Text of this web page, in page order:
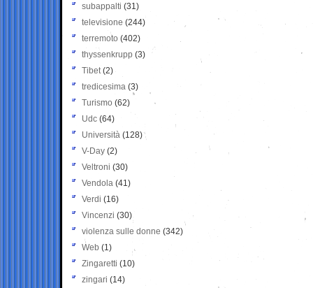
subappalti (31)
televisione(244)
terremoto (402)
thyssenkrupp (3)
Tibet(2)
tredicesima (3)
Turismo (62)
Udc (64)
Università (128)
V-Day (2)
Veltroni (30)
Vendola (41)
Verdi (16)
Vincenzi (30)
violenza sulle donne (342)
Web (1)
Zingaretti (10)
zingari (14)